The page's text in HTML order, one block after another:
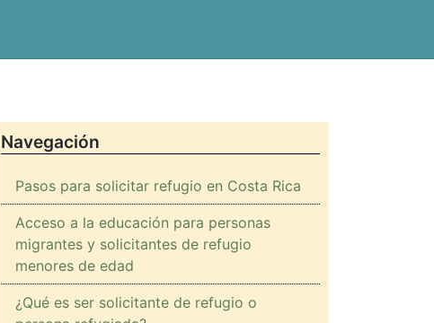
Navegación
Pasos para solicitar refugio en Costa Rica
Acceso a la educación para personas
migrantes y solicitantes de refugio
menores de edad
¿Qué es ser solicitante de refugio o